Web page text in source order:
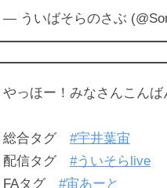
— ういばそらのさぶ
やっほー！みなさんこん
総合タグ #宇井葉宙
配信タグ #ういそらlive
FAタグ #宙あーと